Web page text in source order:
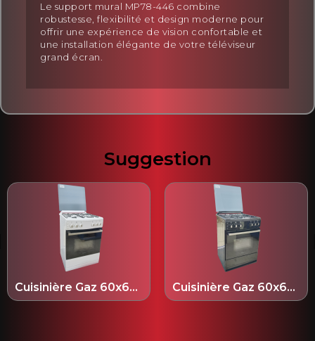
Le support mural MP78-446 combine
robustesse, flexibilité et design moderne pour
offrir une expérience de vision confortable et
une installation élégante de votre téléviseur
grand écran.
Suggestion
Cuisinière Gaz 60x60 cm Blanche - HGC4W05DZ60 Cuisinière Gaz 60x60 cm Noir - HGC4B03DZ60